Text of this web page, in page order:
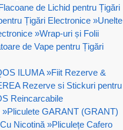
de Lichid pentru Țigări
Țigări Electronice »Unelte
»Wrap-uri și Folii
de Vape pentru Țigări
ILUMA »Fiit Rezerve &
Rezerve si Stickuri pentru
Reincarcabile
»Pliculete GARANT (GRANT)
Nicotină »Pliculețe Cafero